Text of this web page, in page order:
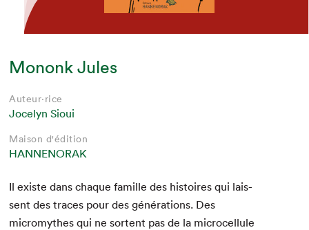
Mononk Jules
Auteur·rice
Jocelyn Sioui
Maison d'édition
HANNENORAK
Il existe dans chaque famille des his­toires qui lais­
sent des traces pour des généra­tions. Des
micromythes qui ne sor­tent pas de la micro­cel­lule